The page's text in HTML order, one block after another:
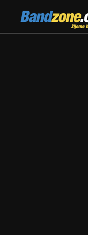
Bandzone.cz
žijeme hudbou